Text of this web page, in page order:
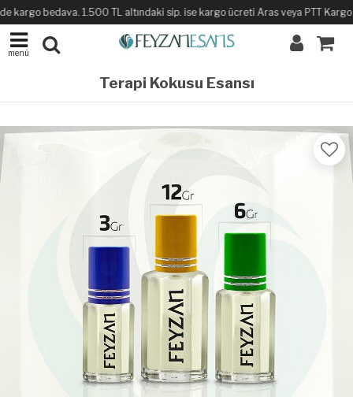
kargo bedava. 1.500 TL altındaki sip. ise kargo ücreti Aras veya PTT
menü
Terapi Kokusu Esansı